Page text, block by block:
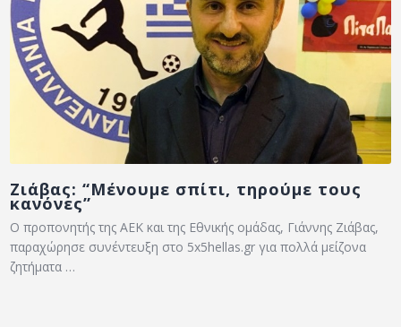
Ζιάβας: “Μένουμε σπίτι, τηρούμε τους
κανόνες”
Ο προπονητής της ΑΕΚ και της Εθνικής ομάδας, Γιάννης Ζιάβας,
παραχώρησε συνέντευξη στο 5x5hellas.gr για πολλά μείζονα
ζητήματα …